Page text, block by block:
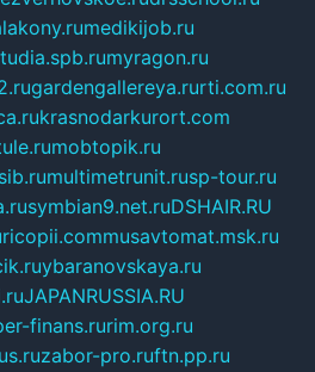
medikijob.ru
myragon.ru
gardengallereya.rurti.com.ru
krasnodarkurort.com
mobtopik.ru
multimetrunit.rusp-tour.ru
symbian9.net.ruDSHAIR.RU
musavtomat.msk.ru
ybaranovskaya.ru
JAPANRUSSIA.RU
finans.rurim.org.ru
zabor-pro.ruftn.pp.ru